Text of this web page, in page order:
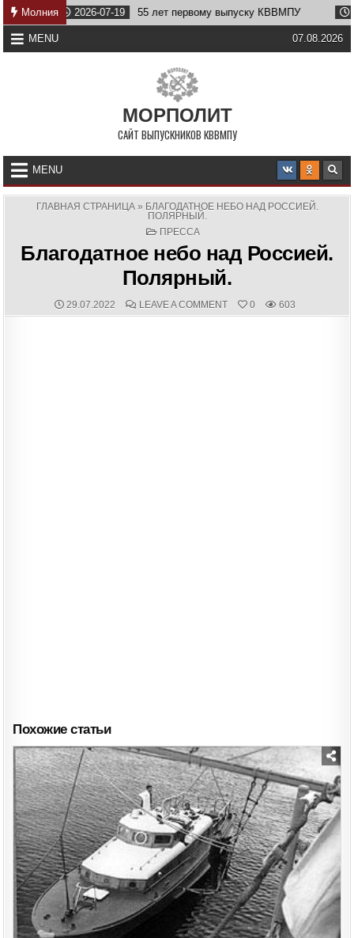
Skip
to
content
Молния2026-07-19 55 лет первому выпуску КВВМПУ 2026-
MENU 07.08.2026
МОРПОЛИТ
САЙТ ВЫПУСКНИКОВ КВВМПУ
MENU
ГЛАВНАЯ СТРАНИЦА» БЛАГОДАТНОЕ НЕБО НАД РОССИЕЙ.
ПОЛЯРНЫЙ.
POSTED
ПРЕССА
Благодатное небо над Россией.
Полярный.
PUBLISHED
DATE:
29.07.2022 COMMENTS:
LEAVE A COMMENTON
БЛАГОДАТНОЕ
0 603
Похожие статьи
Posted
in